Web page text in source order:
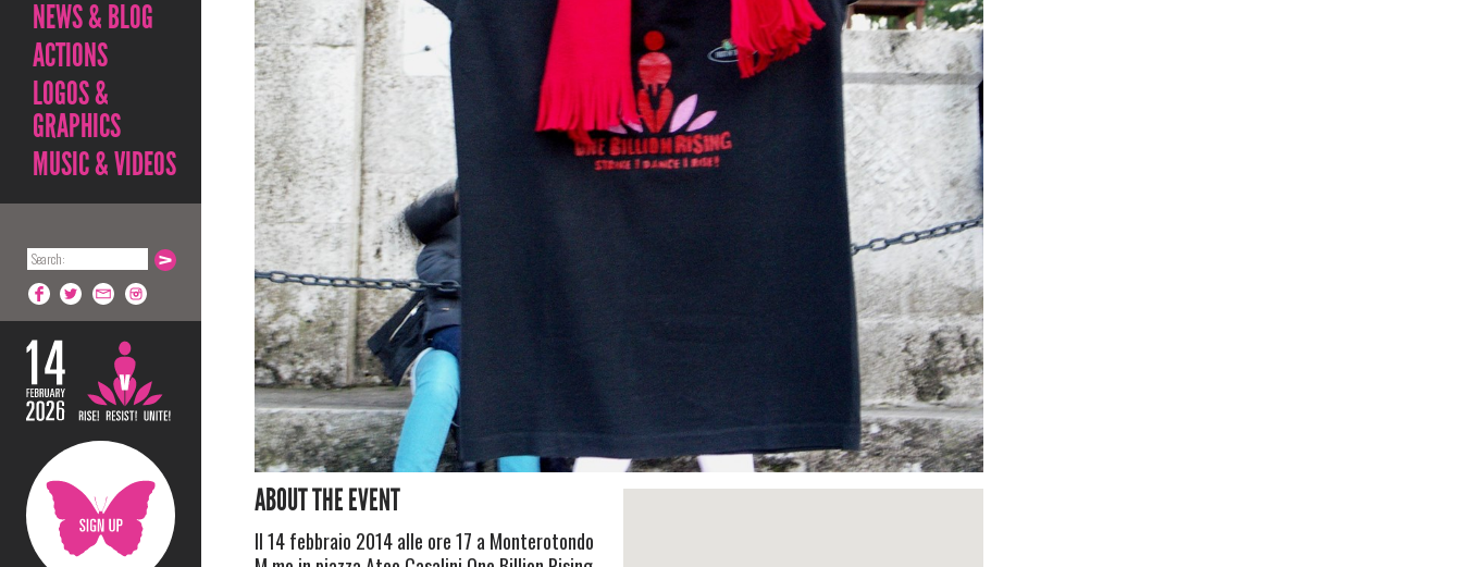
NEWS & BLOG
ACTIONS
LOGOS &
GRAPHICS
MUSIC & VIDEOS
ABOUT THE EVENT
Il 14 febbraio 2014 alle ore 17 a Monterotondo